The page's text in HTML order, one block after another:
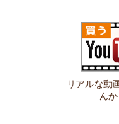
リアルな動
ん